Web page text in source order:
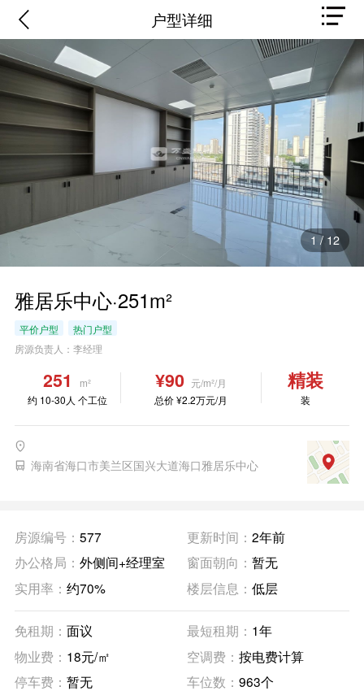
户型详细
1 / 12
雅居乐中心·251m²
平价户型
热门户型
房源负责人：李经理
251
m²
约 10-30人 个工位
¥90 元/m²/月
总价 ¥2.2万元/月
精装
装
海南省海口市美兰区国兴大道海口雅居乐中心
房源编号： 577 更新时间： 2年前
办公格局： 外侧间+经理室 窗面朝向： 暂无
实用率： 约70% 楼层信息： 低层
免租期： 面议 最短租期： 1年
物业费： 18元/㎡ 空调费： 按电费计算
停车费： 暂无 车位数： 963个